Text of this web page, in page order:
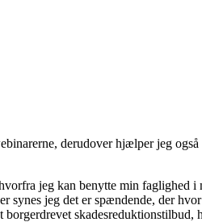
derudover hjælper jeg
jeg kan benytte min
synes jeg det er spændende, der